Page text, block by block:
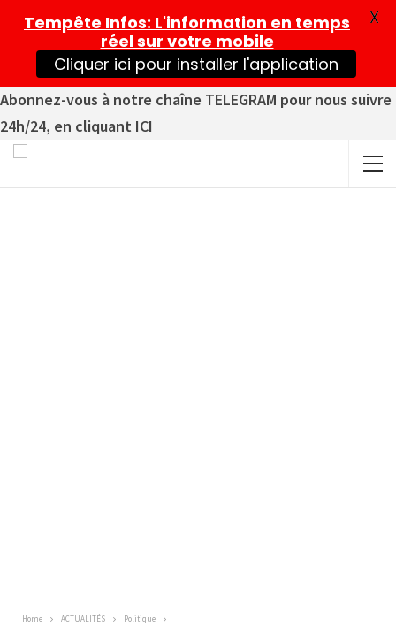
Abonnez-vous à notre chaîne TELEGRAM pour nous suivre
24h/24, en cliquant ICI
Home ACTUALITÉS Politique
Tempête Infos: L'information en temps
réel sur votre mobile
Cliquer ici pour installer l'application
X